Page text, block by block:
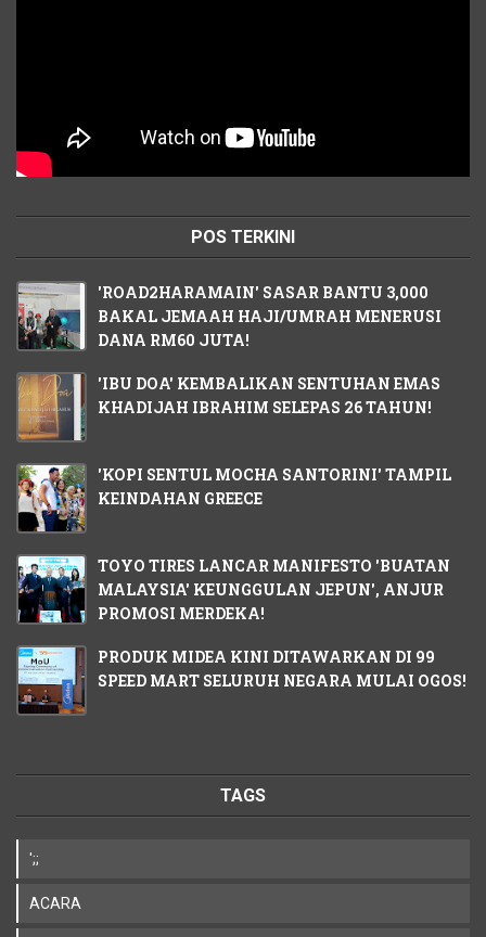
POS TERKINI
'ROAD2HARAMAIN' SASAR BANTU 3,000
BAKAL JEMAAH HAJI/UMRAH MENERUSI
DANA RM60 JUTA!
'IBU DOA' KEMBALIKAN SENTUHAN EMAS
KHADIJAH IBRAHIM SELEPAS 26 TAHUN!
'KOPI SENTUL MOCHA SANTORINI' TAMPIL
KEINDAHAN GREECE
TOYO TIRES LANCAR MANIFESTO 'BUATAN
MALAYSIA' KEUNGGULAN JEPUN', ANJUR
PROMOSI MERDEKA!
PRODUK MIDEA KINI DITAWARKAN DI 99
SPEED MART SELURUH NEGARA MULAI OGOS!
TAGS
';;
ACARA